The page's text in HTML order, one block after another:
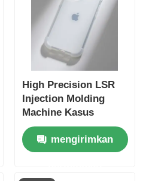
High Precision LSR
Injection Molding
Machine Kasus
telepon karet silikon
cair
mengirimkan